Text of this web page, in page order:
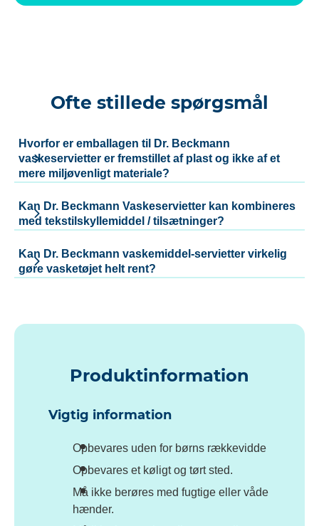
Ofte stillede spørgsmål
Hvorfor er emballagen til Dr. Beckmann
vaskeservietter er fremstillet af plast og ikke af et
mere miljøvenligt materiale?
Kan Dr. Beckmann Vaskeservietter kan kombineres
med tekstilskyllemiddel / tilsætninger?
Kan Dr. Beckmann vaskemiddel-servietter virkelig
gøre vasketøjet helt rent?
Produktinformation
Vigtig information
Opbevares uden for børns rækkevidde
Opbevares et køligt og tørt sted.
Må ikke berøres med fugtige eller våde
hænder.